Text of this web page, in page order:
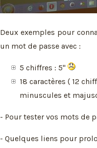
Deux exemples pour
un mot de passe avec :
5 chiffres : 5''
18 caractères ( 12
minuscules et
- Pour tester vos mots de
- Quelques liens pour